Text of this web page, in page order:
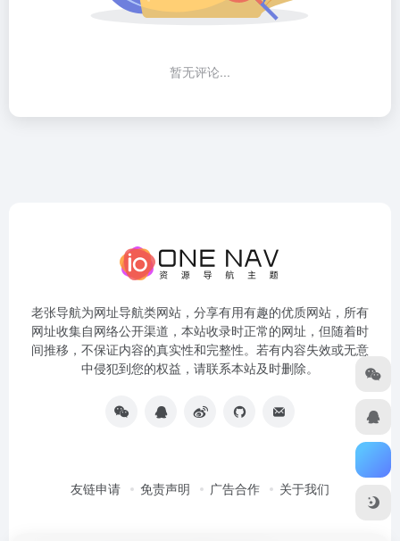
暂无评论...
老张导航为网址导航类网站，分享有用有趣的优质网站，所有
网址收集自网络公开渠道，本站收录时正常的网址，但随着时
间推移，不保证内容的真实性和完整性。若有内容失效或无意
中侵犯到您的权益，请联系本站及时删除。
友链申请 免责声明 广告合作 关于我们